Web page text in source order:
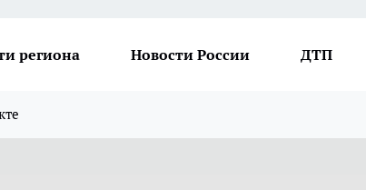
региона Новости России ДТП